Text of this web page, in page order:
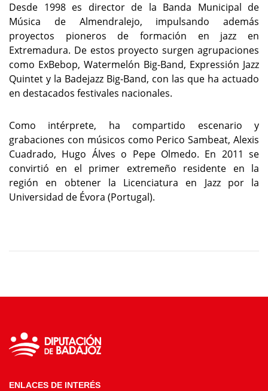
Desde 1998 es director de la Banda Municipal de
Música de Almendralejo, impulsando además
proyectos pioneros de formación en jazz en
Extremadura. De estos proyecto surgen agrupaciones
como ExBebop, Watermelón Big-Band, Expressión Jazz
Quintet y la Badejazz Big-Band, con las que ha actuado
en destacados festivales nacionales.
Como intérprete, ha compartido escenario y
grabaciones con músicos como Perico Sambeat, Alexis
Cuadrado, Hugo Álves o Pepe Olmedo. En 2011 se
convirtió en el primer extremeño residente en la
región en obtener la Licenciatura en Jazz por la
Universidad de Évora (Portugal).
ENLACES DE INTERÉS